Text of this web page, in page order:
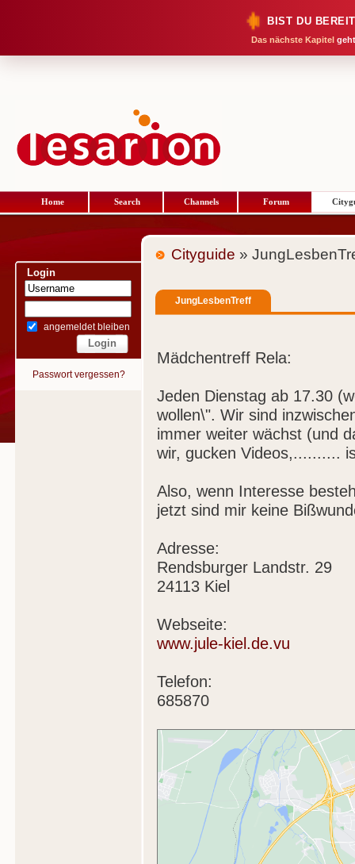
BIST DU
Das nächste Kapitel
Home Search Channels Forum
Login
angemeldet bleiben
Passwort vergessen?
Cityguide »
JungLesbenTreff
Mädchentreff Rela:
Jeden Dienstag ab 17.30
wollen\". Wir sind
immer weiter wächst (und
wir, gucken Videos,..........
Also, wenn Interesse
jetzt sind mir keine
Adresse:
Rendsburger Landstr. 29
24113 Kiel
Webseite:
www.jule-kiel.de.vu
Telefon:
685870